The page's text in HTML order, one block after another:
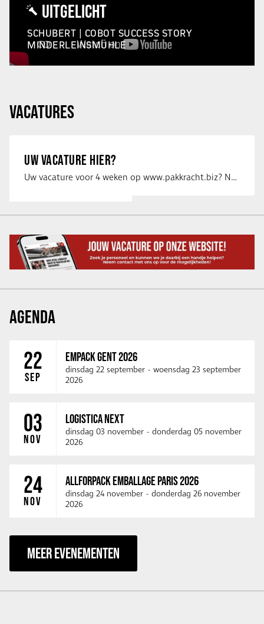
UITGELICHT
SCHUBERT | COBOT SUCCESS STORY
MINDERLEINSMÜHLE
VACATURES
UW VACATURE HIER?
Uw vacature voor 4 weken op www.pakkracht.biz? Neem dan contact op met Yannick van …
AGENDA
22
SEP
EMPACK GENT 2026
dinsdag 22 september - woensdag 23 september
2026
03
NOV
LOGISTICA NEXT
dinsdag 03 november - donderdag 05 november
2026
24
NOV
ALLFORPACK EMBALLAGE PARIS 2026
dinsdag 24 november - donderdag 26 november
2026
MEER EVENEMENTEN